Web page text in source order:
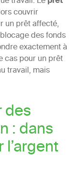
couvrir
un prêt affecté,
des fonds
exactement à
cas pour un prêt
travail, mais
des
: dans